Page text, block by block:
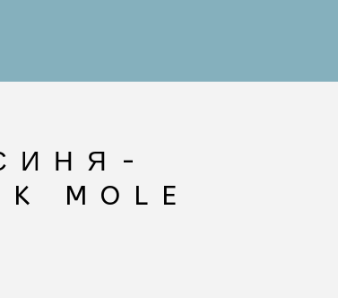
MOLE